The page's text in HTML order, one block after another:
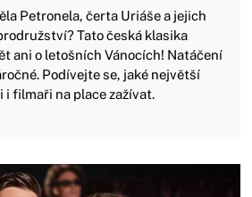
Petronela, čerta Uriáše a jejich
Tato česká klasika
ani o letošních Vánocích! Natáčení
Podívejte se, jaké největší
filmaři na place zažívat.